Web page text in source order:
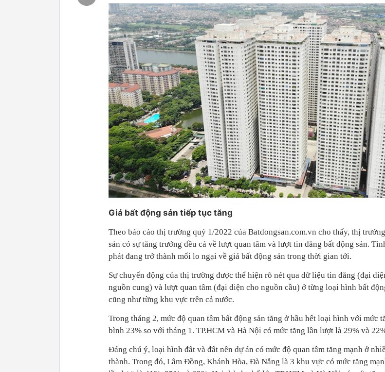
Giá bất động sản tiếp tục tăng
Theo báo cáo thị trường quý 1/2022 của Batdongsan.com.vn cho thấy, thị
sản có sự tăng trưởng đều cả về lượt quan tâm và lượt tin đăng bất động sản.
phát đang trở thành mối lo ngại về giá bất động sản trong thời gian tới.
Sự chuyển động của thị trường được thể hiện rõ nét qua dữ liệu tin đăng (đại
nguồn cung) và lượt quan tâm (đại diện cho nguồn cầu) ở từng loại hình bất
cũng như từng khu vực trên cả nước.
Trong tháng 2, mức độ quan tâm bất động sản tăng ở hầu hết loại hình với mức
bình 23% so với tháng 1. TP.HCM và Hà Nội có mức tăng lần lượt là 29% và
Đáng chú ý, loại hình đất và đất nền dự án có mức độ quan tâm tăng mạnh ở
thành. Trong đó, Lâm Đồng, Khánh Hòa, Đà Nẵng là 3 khu vực có mức tăng